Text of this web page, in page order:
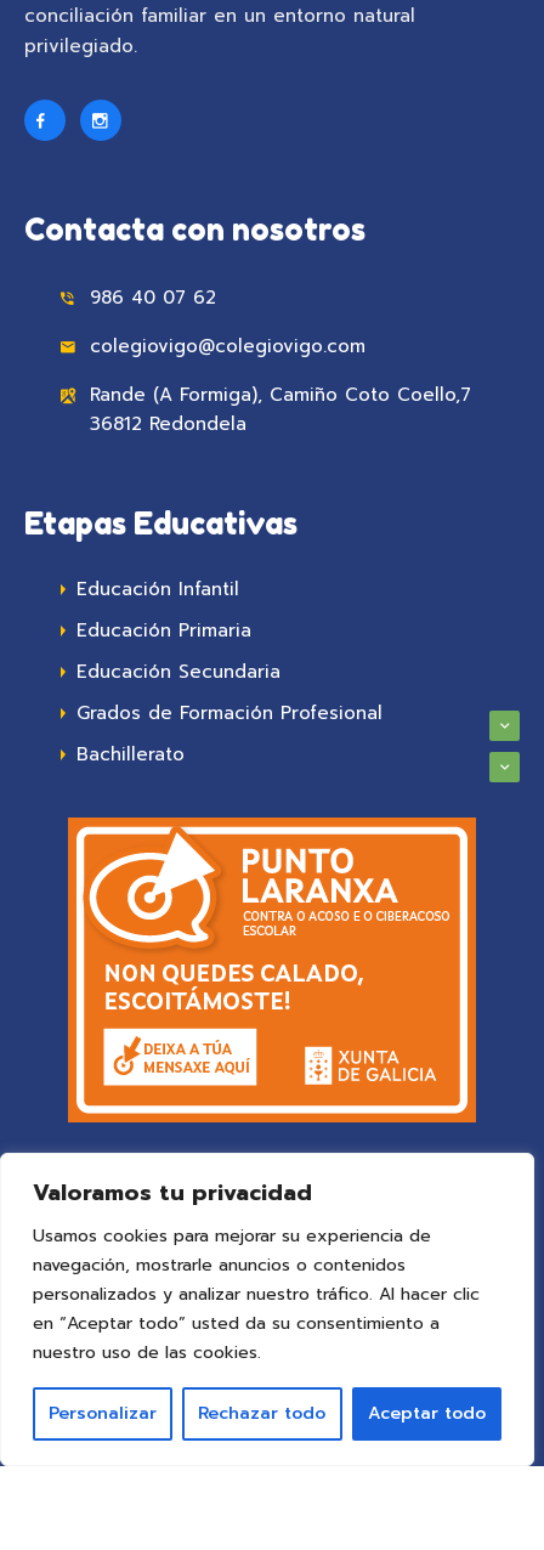
Valoramos tu privacidad
Usamos cookies para mejorar su experiencia de
navegación, mostrarle anuncios o contenidos
personalizados y analizar nuestro tráfico. Al hacer clic
en “Aceptar todo” usted da su consentimiento a
nuestro uso de las cookies.
Personalizar Rechazar todo Aceptar todo
conciliación familiar en un entorno natural
privilegiado.
Contacta con nosotros
986 40 07 62
colegiovigo@colegiovigo.com
Rande (A Formiga), Camiño Coto Coello,7
36812 Redondela
Etapas Educativas
Educación Infantil
Educación Primaria
Educación Secundaria
Grados de Formación Profesional
Bachillerato
© 2025 Colegio Vigoby ideaspropias publicidad&web
Todos los derechos reservados.
Aviso Legal